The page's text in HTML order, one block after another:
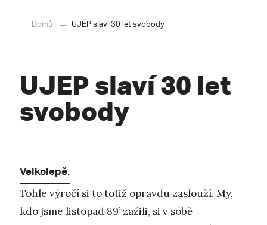
Domů UJEP slaví 30 let svobody
UJEP slaví 30 let
svobody
Velkolepě.
Tohle výročí si to totiž opravdu zaslouží. My,
kdo jsme listopad 89’ zažili, si v sobě